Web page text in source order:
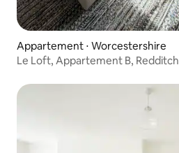
Appartement ⋅ Worcestershire
Le Loft, Appartement B, Redditch